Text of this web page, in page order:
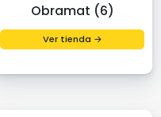
Obramat (6)
Ver tienda →